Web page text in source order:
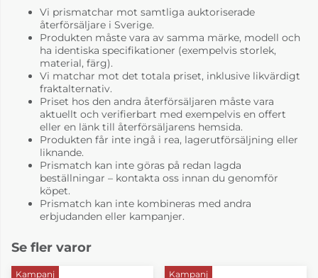
Vi prismatchar mot samtliga auktoriserade
återförsäljare i Sverige.
Produkten måste vara av samma märke, modell och
ha identiska specifikationer (exempelvis storlek,
material, färg).
Vi matchar mot det totala priset, inklusive likvärdigt
fraktalternativ.
Priset hos den andra återförsäljaren måste vara
aktuellt och verifierbart med exempelvis en offert
eller en länk till återförsäljarens hemsida.
Produkten får inte ingå i rea, lagerutförsäljning eller
liknande.
Prismatch kan inte göras på redan lagda
beställningar – kontakta oss innan du genomför
köpet.
Prismatch kan inte kombineras med andra
erbjudanden eller kampanjer.
Se fler varor
Kampanj Kampanj